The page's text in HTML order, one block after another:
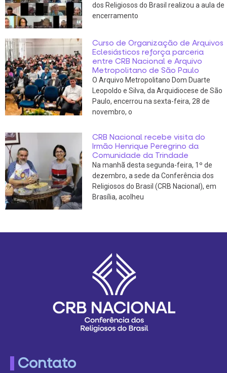
dos Religiosos do Brasil realizou a aula de
encerramento
Curso de Organização de Arquivos
Eclesiásticos reforça parceria
entre CRB Nacional e Arquivo
Metropolitano de São Paulo
O Arquivo Metropolitano Dom Duarte
Leopoldo e Silva, da Arquidiocese de São
Paulo, encerrou na sexta-feira, 28 de
novembro, o
CRB Nacional recebe visita do
Irmão Henrique Peregrino da
Comunidade da Trindade
Na manhã desta segunda-feira, 1º de
dezembro, a sede da Conferência dos
Religiosos do Brasil (CRB Nacional), em
Brasília, acolheu
Contato